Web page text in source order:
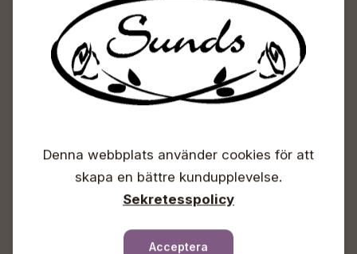
Sunds Trädgårdscenter
Öppet
Vardagar 09-18
Lördagar 09-16
+358 50 388 9592
info(a)sunds.fi
Denna webbplats använder cookies för att
skapa en bättre kundupplevelse.
Sekretesspolicy
Acceptera